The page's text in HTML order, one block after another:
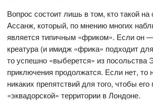
Вопрос состоит лишь в том, кто такой
Ассанж, который, по мнению многих
является типичным «фриком». Если он
креатура (и имидж «фрика» подходит
то успешно «выберется» из посольства
приключения продолжатся. Если нет, то
никаких препятствий для того, чтобы
«эквадорской» территории в Лондоне.